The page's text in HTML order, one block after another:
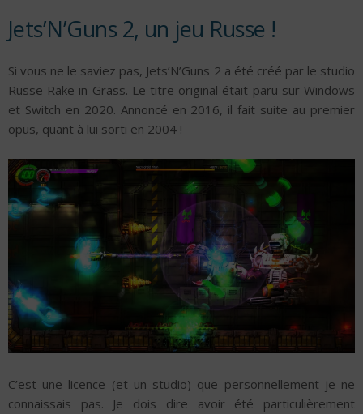
Jets’N’Guns 2, un jeu Russe !
Si vous ne le saviez pas, Jets’N’Guns 2 a été créé par le studio
Russe Rake in Grass. Le titre original était paru sur Windows
et Switch en 2020. Annoncé en 2016, il fait suite au premier
opus, quant à lui sorti en 2004 !
C’est une licence (et un studio) que personnellement je ne
connaissais pas. Je dois dire avoir été particulièrement